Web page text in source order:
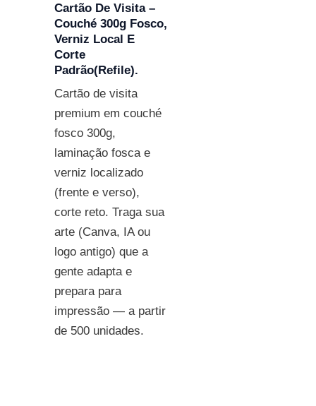
Cartão De Visita –
Couché 300g Fosco,
Verniz Local E
Corte
Padrão(refile).
Cartão de visita
premium em couché
fosco 300g,
laminação fosca e
verniz localizado
(frente e verso),
corte reto. Traga sua
arte (Canva, IA ou
logo antigo) que a
gente adapta e
prepara para
impressão — a partir
de 500 unidades.